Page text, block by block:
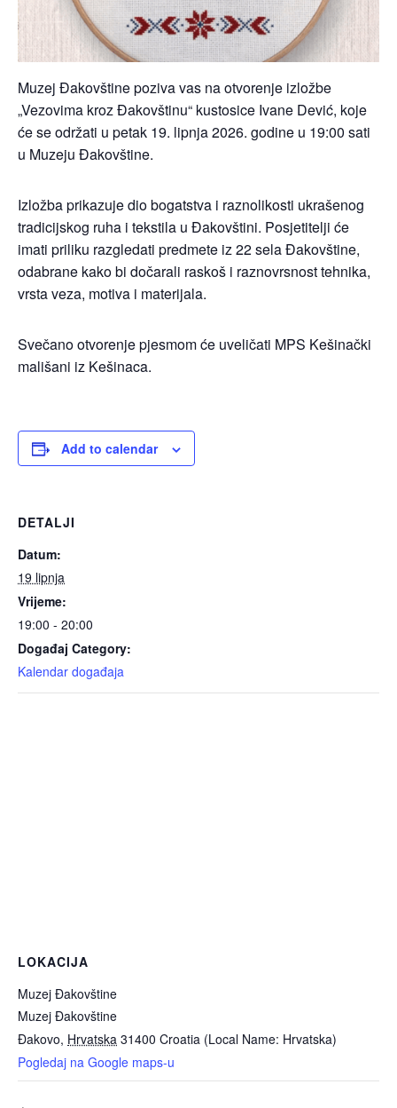
Muzej Đakovštine poziva vas na otvorenje izložbe
„Vezovima kroz Đakovštinu“ kustosice Ivane Dević, koje
će se održati u petak 19. lipnja 2026. godine u 19:00 sati
u Muzeju Đakovštine.
Izložba prikazuje dio bogatstva i raznolikosti ukrašenog
tradicijskog ruha i tekstila u Đakovštini. Posjetitelji će
imati priliku razgledati predmete iz 22 sela Đakovštine,
odabrane kako bi dočarali raskoš i raznovrsnost tehnika,
vrsta veza, motiva i materijala.
Svečano otvorenje pjesmom će uveličati MPS Kešinački
mališani iz Kešinaca.
Add to calendar
DETALJI
Datum:
19 lipnja
Vrijeme:
19:00 - 20:00
Događaj Category:
Kalendar događaja
LOKACIJA
Muzej Đakovštine
Muzej Đakovštine
Đakovo, Hrvatska 31400 Croatia (Local Name: Hrvatska)
Pogledaj na Google maps-u